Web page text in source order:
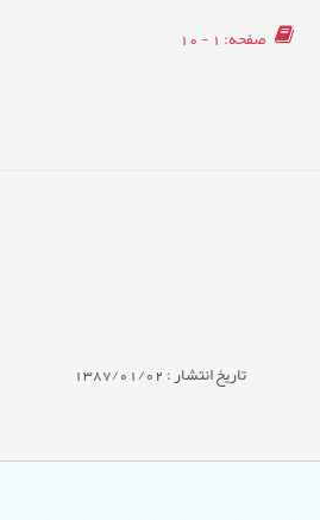
صفحه: 1 - 10
تاریخ انتشار : 1387/01/02